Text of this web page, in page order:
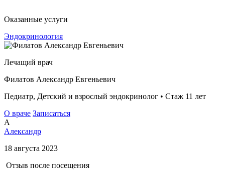
Оказанные услуги
Эндокринология
Лечащий врач
Филатов Александр Евгеньевич
Педиатр, Детский и взрослый эндокринолог • Стаж 11 лет
О враче Записаться
А
Александр
18 августа 2023
Отзыв после посещения